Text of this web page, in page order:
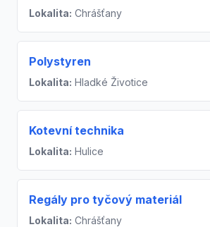
Lokalita: Chrášťany
Polystyren
Lokalita: Hladké Životice
Kotevní technika
Lokalita: Hulice
Regály pro tyčový materiál
Lokalita: Chrášťany